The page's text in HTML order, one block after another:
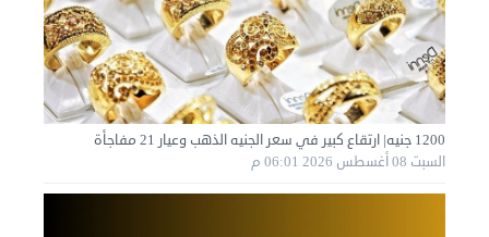
1200 جنيه| ارتقاع كبير في سعر الجنيه الذهب وعيار 21 مفاجأة
السبت 08 أغسطس 2026 06:01 م